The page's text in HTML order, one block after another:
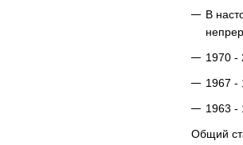
В
1970 -
1967 -
1963 -
Общий